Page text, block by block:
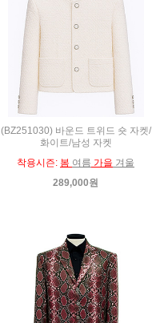
(BZ251030) 바운드 트위드 숏 자켓/
화이트/남성 자켓
착용시즌: 봄 여름 가을 겨울
289,000원